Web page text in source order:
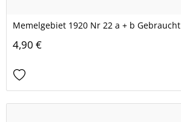
Memelgebiet 1920 Nr 22 a + b Gebraucht
4,90 €